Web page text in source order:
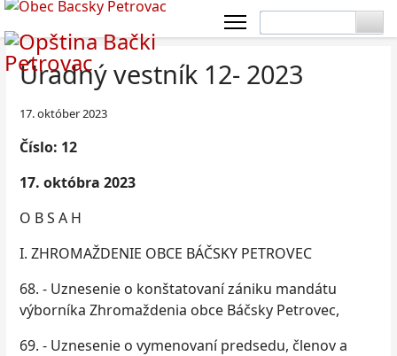
Úradný vestník 12- 2023
17. október 2023
Číslo: 12
17. októbra 2023
O B S A H
I. ZHROMAŽDENIE OBCE BÁČSKY PETROVEC
68. - Uznesenie o konštatovaní zániku mandátu
výborníka Zhromaždenia obce Báčsky Petrovec,
69. - Uznesenie o vymenovaní predsedu, členov a